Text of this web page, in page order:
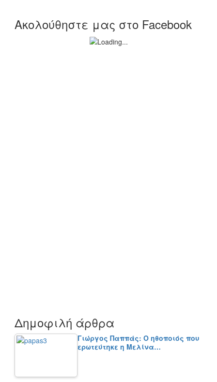
Ακολούθηστε μας στο Facebook
Δημοφιλή άρθρα
Γιώργος Παππάς: Ο ηθοποιός που
ερωτεύτηκε η Μελίνα…